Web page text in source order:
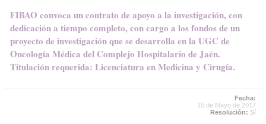
FIBAO convoca un contrato de apoyo a la investigación, con
dedicación a tiempo completo, con cargo a los fondos de un
proyecto de investigación que se desarrolla en la UGC de
Oncología Médica del Complejo Hospitalario de Jaén.
Titulación requerida: Licenciatura en Medicina y Cirugía.
Fecha:
15 de Mayo de 2017
Resolución: Sí